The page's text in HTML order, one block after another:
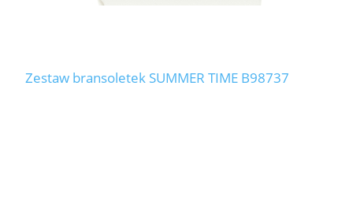
Zestaw bransoletek SUMMER TIME B98737